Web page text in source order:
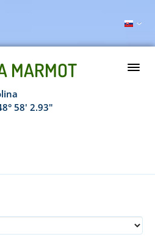
MARMOT
58' 2.93"